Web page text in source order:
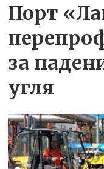
Порт
за
угля